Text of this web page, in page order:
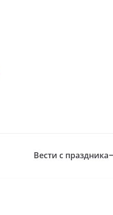
Вести с праздника